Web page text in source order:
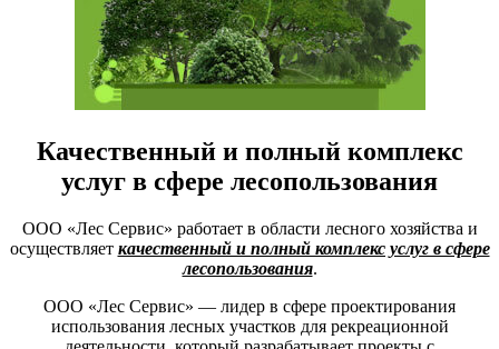
Качественный и полный комплекс
услуг в сфере лесопользования
ООО «Лес Сервис» работает в области лесного хозяйства и
осуществляет качественный и полный комплекс услуг в сфере
лесопользования.
ООО «Лес Сервис» ― лидер в сфере проектирования
использования лесных участков для рекреационной